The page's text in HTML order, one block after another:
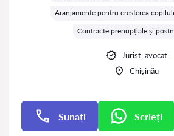
Aranjamente pentru creșterea
Contracte prenupțiale și
Jurist, avocat
Chișinău
Sunați Scrieți